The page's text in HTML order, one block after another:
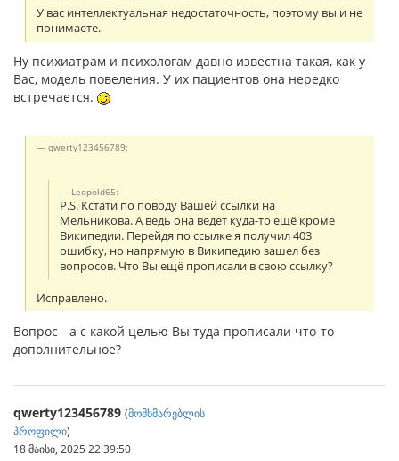
У вас интеллектуальная недостаточность, поэтому вы и не
понимаете.
Ну психиатрам и психологам давно известна такая, как у
Вас, модель повеления. У их пациентов она нередко
встречается.
qwerty123456789:
Leopold65:
P.S. Кстати по поводу Вашей ссылки на
Мельникова. А ведь она ведет куда-то ещё кроме
Википедии. Перейдя по ссылке я получил 403
ошибку, но напрямую в Википедию зашел без
вопросов. Что Вы ещё прописали в свою ссылку?
Исправлено.
Вопрос - а с какой целью Вы туда прописали что-то
дополнительное?
qwerty123456789 (მომხმარებლის
პროფილი)
18 მაისი, 2025 22:39:50